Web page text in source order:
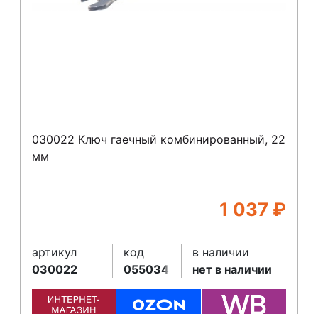
030022 Ключ гаечный комбинированный, 22
мм
1 037 ₽
артикул
030022
код
055034
в наличии
нет в наличии